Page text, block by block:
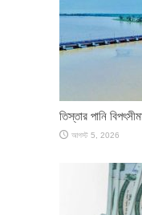
তিস্তার পানি
আগস্ট 5, 2026